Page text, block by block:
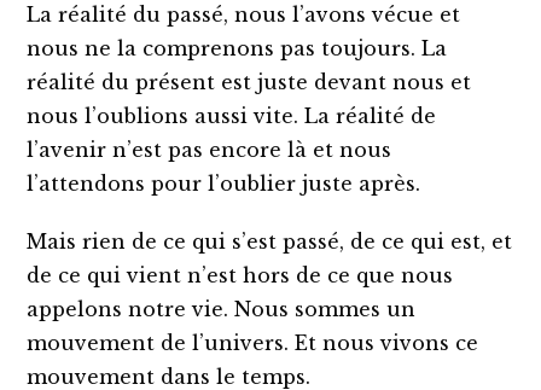
La réalité du passé, nous l’avons vécue et
nous ne la comprenons pas toujours. La
réalité du présent est juste devant nous et
nous l’oublions aussi vite. La réalité de
l’avenir n’est pas encore là et nous
l’attendons pour l’oublier juste après.
Mais rien de ce qui s’est passé, de ce qui est, et
de ce qui vient n’est hors de ce que nous
appelons notre vie. Nous sommes un
mouvement de l’univers. Et nous vivons ce
mouvement dans le temps.